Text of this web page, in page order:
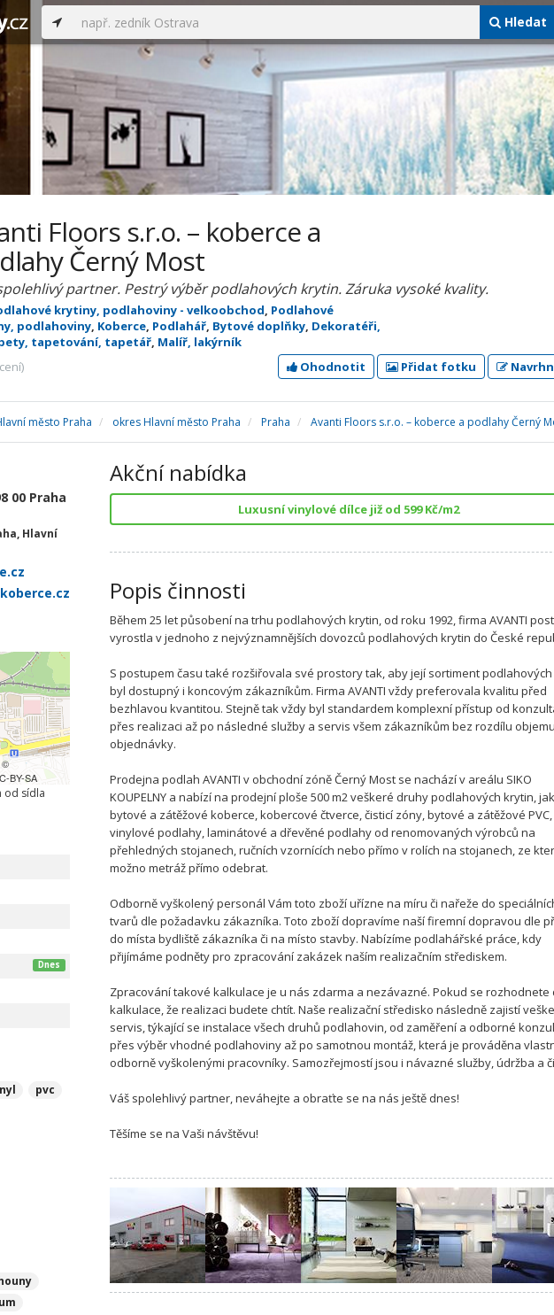
Hledat
Floors s.r.o. – koberce a
Černý Most
partner. Pestrý výběr podlahových krytin. Záruka vysoké kvality.
krytiny, podlahoviny - velkoobchod, Podlahové
podlahoviny, Koberce, Podlahář, Bytové doplňky, Dekoratéři,
tapetování, tapetář, Malíř, lakýrník
Ohodnotit Přidat fotku
město Praha okres Hlavní město Praha Praha Avanti Floors s.r.o. – koberce a podlahy Černý
Akční nabídka
Luxusní vinylové dílce již od 599 Kč/m2
Popis činnosti
Během 25 let působení na trhu podlahových krytin, od roku 1992, firma AVANTI
vyrostla v jednoho z nejvýznamnějších dovozců podlahových krytin do České
S postupem času také rozšiřovala své prostory tak, aby její sortiment
byl dostupný i koncovým zákazníkům. Firma AVANTI vždy preferovala kvalitu před
bezhlavou kvantitou. Stejně tak vždy byl standardem komplexní přístup od
přes realizaci až po následné služby a servis všem zákazníkům bez rozdílu
objednávky.
Prodejna podlah AVANTI v obchodní zóně Černý Most se nachází v areálu SIKO
KOUPELNY a nabízí na prodejní ploše 500 m2 veškeré druhy podlahových krytin,
bytové a zátěžové koberce, kobercové čtverce, čisticí zóny, bytové a zátěžové PVC,
vinylové podlahy, laminátové a dřevěné podlahy od renomovaných výrobců na
přehledných stojanech, ručních vzornících nebo přímo v rolích na stojanech, ze
možno metráž přímo odebrat.
Odborně vyškolený personál Vám toto zboží uřízne na míru či nařeže do
tvarů dle požadavku zákazníka. Toto zboží dopravíme naší firemní dopravou dle
do místa bydliště zákazníka či na místo stavby. Nabízíme podlahářské práce, kdy
přijímáme podněty pro zpracování zakázek naším realizačním střediskem.
Zpracování takové kalkulace je u nás zdarma a nezávazné. Pokud se rozhodnete
kalkulace, že realizaci budete chtít. Naše realizační středisko následně zajistí
servis, týkající se instalace všech druhů podlahovin, od zaměření a odborné
přes výběr vhodné podlahoviny až po samotnou montáž, která je prováděna
odborně vyškolenými pracovníky. Samozřejmostí jsou i návazné služby, údržba a
Váš spolehlivý partner, neváhejte a obraťte se na nás ještě dnes!
Těšíme se na Vaši návštěvu!
00 Praha
Hlavní
©
BY-SA
od sídla
Dnes
pvc